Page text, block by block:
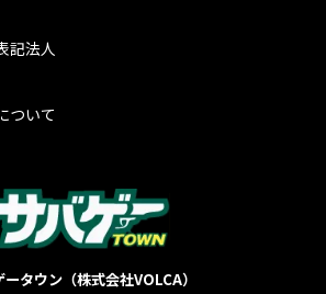
記法人
ついて
ータウン（株式会社VOLCA）